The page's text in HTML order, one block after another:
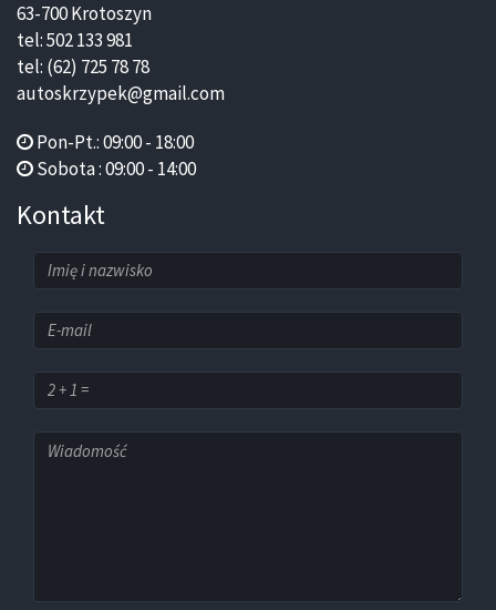
63-700 Krotoszyn
tel: 502 133 981
tel: (62) 725 78 78
autoskrzypek@gmail.com
Pon-Pt.: 09:00 - 18:00
Sobota : 09:00 - 14:00
Kontakt